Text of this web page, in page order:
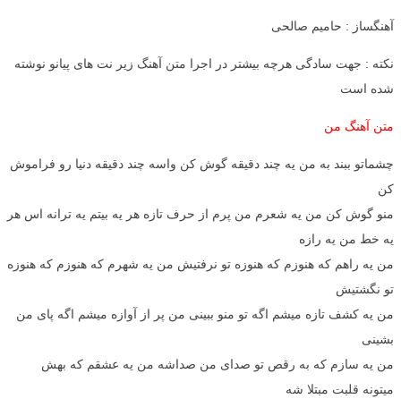
آهنگساز : حامیم صالحی
نکته : جهت سادگی هرچه بیشتر در اجرا متن آهنگ زیر نت های پیانو نوشته
شده است
متن آهنگ من
چشماتو ببند به من یه چند دقیقه گوش کن واسه چند دقیقه دنیا رو فراموش
کن
منو گوش کن من یه شعرم من پرم از حرف تازه هر یه بیتم یه ترانه اس هر
یه خط من یه رازه
من یه راهم که هنوزم که هنوزه تو نرفتیش من یه شهرم که هنوزم که هنوزه
تو نگشتیش
من یه کشف تازه میشم اگه تو منو ببینی من پر از آوازه میشم اگه پای من
بشینی
من یه سازم که به رقص تو صدای من صداشه من یه عشقم که بهش
میتونه قلبت مبتلا شه